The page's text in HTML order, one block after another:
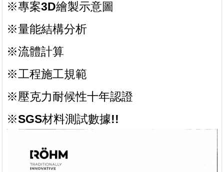
※專案3D繪製示意圖
※量能結構分析
※流體計算
※工程施工規範
※壓克力耐候性十年認證
※SGS材料測試數據!!